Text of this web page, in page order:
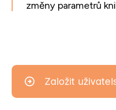
změny parametrů
Založit